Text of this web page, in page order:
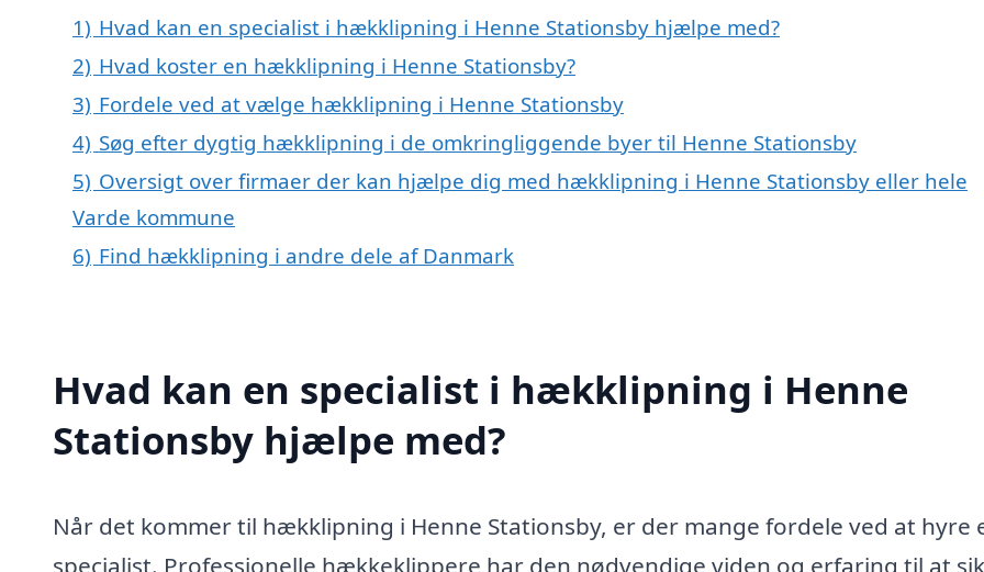
1) Hvad kan en specialist i hækklipning i Henne Stationsby hjælpe med?
2) Hvad koster en hækklipning i Henne Stationsby?
3) Fordele ved at vælge hækklipning i Henne Stationsby
4) Søg efter dygtig hækklipning i de omkringliggende byer til Henne Stationsby
5) Oversigt over firmaer der kan hjælpe dig med hækklipning i Henne Stationsby eller hele
Varde kommune
6) Find hækklipning i andre dele af Danmark
Hvad kan en specialist i hækklipning i Henne
Stationsby hjælpe med?
Når det kommer til hækklipning i Henne Stationsby, er der mange fordele ved at hyre
specialist. Professionelle hækkeklippere har den nødvendige viden og erfaring til at